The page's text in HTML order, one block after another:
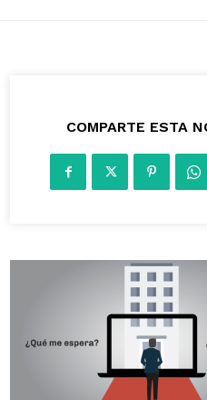
COMPARTE ESTA